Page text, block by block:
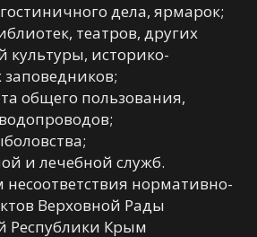
дела, ярмарок;
театров, других
культуры, историко-
общего пользования,
и лечебной служб.
нормативно-
Верховной Рады
Республики Крым